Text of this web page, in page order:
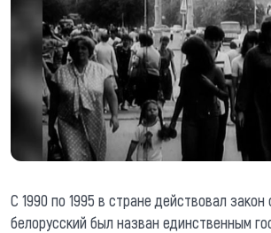
С 1990 по 1995 в стране действовал закон
белорусский был назван единственным